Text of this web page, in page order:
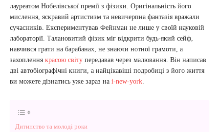
лауреатом Нобелівської премії з фізики. Оригінальність його
мислення, яскравий артистизм та невичерпна фантазія вражали
сучасників. Експериментував Фейнман не лише у своїй науковій
лабораторії. Талановитий фізик міг відкрити будь-який сейф,
навчився грати на барабанах, не знаючи нотної грамоти, а
захоплення красою світу передавав через малювання. Він написав
дві автобіографічні книги, а найцікавіші подробиці з його життя
ви можете дізнатись уже зараз на i-new-york.
Дитинство та молоді роки